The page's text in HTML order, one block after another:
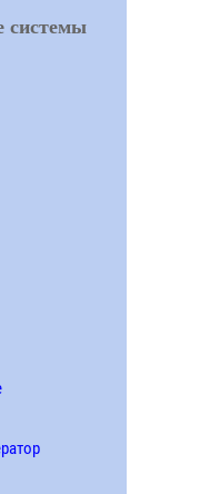
системы